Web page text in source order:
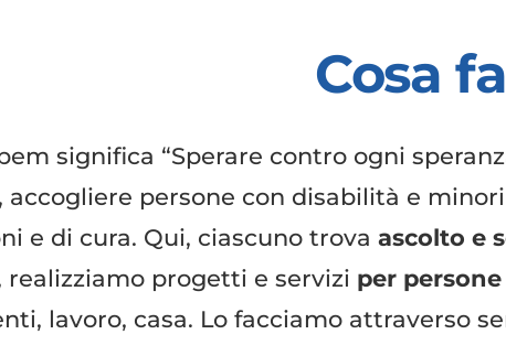
Cosa
significa “Sperare contro ogni
persone con disabilità e
e di cura. Qui, ciascuno trovaascolto e
realizziamo progetti e servizi per
lavoro, casa. Lo facciamo attraverso